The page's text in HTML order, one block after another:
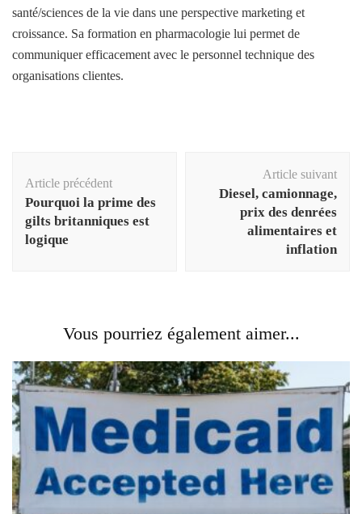
santé/sciences de la vie dans une perspective marketing et
croissance. Sa formation en pharmacologie lui permet de
communiquer efficacement avec le personnel technique des
organisations clientes.
d'article
Article précédent
Pourquoi la prime des
gilts britanniques est
logique
Article suivant
Diesel, camionnage,
prix des denrées
alimentaires et
inflation
Vous pourriez également aimer...